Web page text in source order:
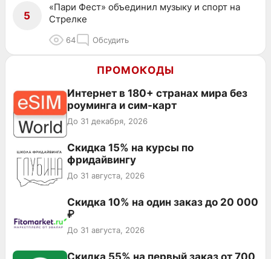
5
«Пари Фест» объединил музыку и спорт на
Стрелке
64 Обсудить
ПРОМОКОДЫ
Интернет в 180+ странах мира без
роуминга и сим-карт
До 31 декабря, 2026
Скидка 15% на курсы по
фридайвингу
До 31 августа, 2026
Скидка 10% на один заказ до 20 000
₽
До 31 августа, 2026
Скидка 55% на первый заказ от 700